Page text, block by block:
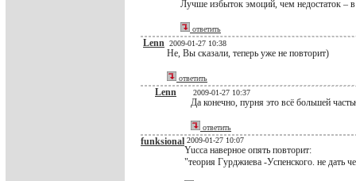
Лучше избыток эмоций, чем недостаток –
ответить
Lenn 2009-01-27 10:38
Не, Вы сказали, теперь уже не повторит)
ответить
Lenn 2009-01-27 10:37
Да конечно, пурня это всё большей
ответить
funksional 2009-01-27 10:07
Yucca наверное опять повторит:
"теория Гурджиева -Успенского. не дать